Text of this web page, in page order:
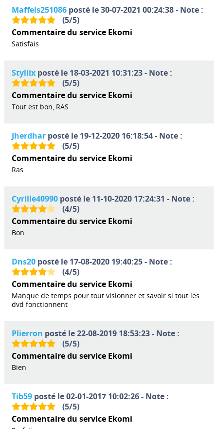
Maffeis251086posté le 30-07-2021 00:24:38 - Note :
(5/5)
Commentaire du service Ekomi
Satisfais
Styllixposté le 18-03-2021 10:31:23 - Note :
(5/5)
Commentaire du service Ekomi
Tout est bon, RAS
Jherdharposté le 19-12-2020 16:18:54 - Note :
(5/5)
Commentaire du service Ekomi
Ras
Cyrille40990posté le 11-10-2020 17:24:31 - Note :
(4/5)
Commentaire du service Ekomi
Bon
Dns20posté le 17-08-2020 19:40:25 - Note :
(4/5)
Commentaire du service Ekomi
Manque de temps pour tout visionner et savoir si tout les
dvd fonctionnent
Plierron posté le 22-08-2019 18:53:23 - Note :
(5/5)
Commentaire du service Ekomi
Bien
Tib59posté le 02-01-2017 10:02:26 - Note :
(5/5)
Commentaire du service Ekomi